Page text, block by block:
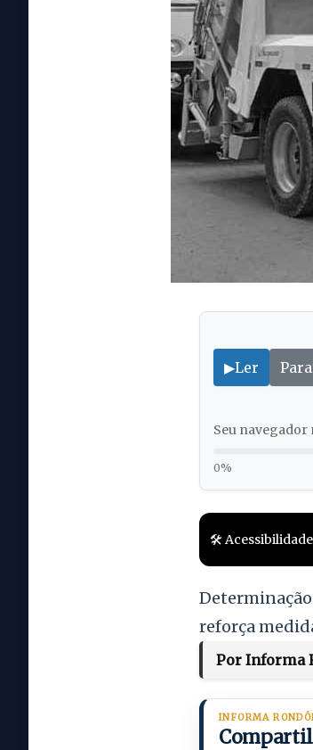
▶Ler
Seu navegador
0%
🛠️
Determinação
reforça
Por Informa
INFORMA